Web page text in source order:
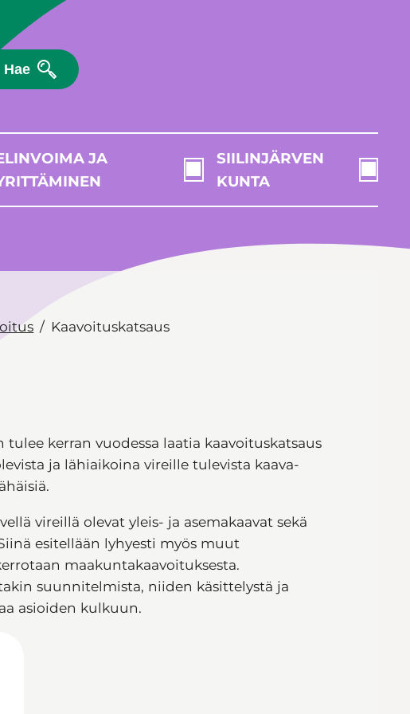
Hae
JA
SIILINJÄRVEN
KUNTA
Kaavoituskatsaus
kerran vuodessa laatia kaavoituskatsaus
ja lähiaikoina vireille tulevista kaava-
vireillä olevat yleis- ja asemakaavat sekä
esitellään lyhyesti myös muut
maakuntakaavoituksesta.
suunnitelmista, niiden käsittelystä ja
asioiden kulkuun.